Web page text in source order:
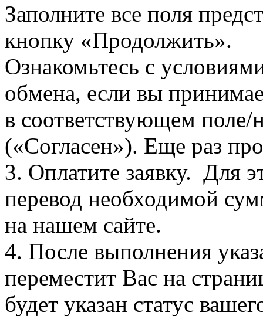
Заполните все поля
кнопку «Продолжить».
Ознакомьтесь с
обмена, если вы
в соответствующем
(«Согласен»). Еще раз
3. Оплатите заявку. Для
перевод необходимой
на нашем сайте.
4. После выполнения
переместит Вас на
будет указан статус